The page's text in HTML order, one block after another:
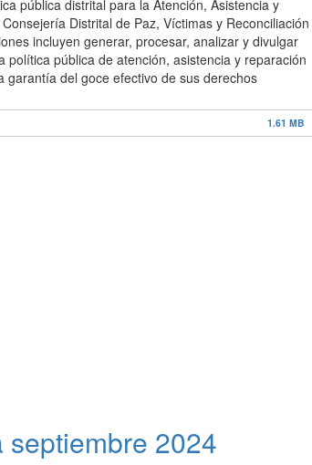
pública distrital para la Atención, Asistencia y
Distrital de Paz, Víctimas y Reconciliación
incluyen generar, procesar, analizar y divulgar
pública de atención, asistencia y reparación
del goce efectivo de sus derechos
1.61 MB
2024